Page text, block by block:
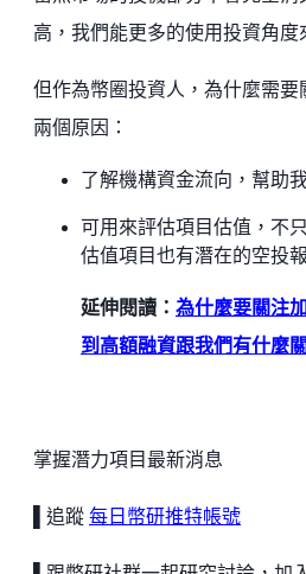
高，我們能更多的使用投資角度
但作為幣圈投資人，為什麼需
兩個原因：
了解機構資金流向，幫助
可用來評估項目估值，不
估值項目也有潛在的空投
延伸閱讀： 為什麼要關注
到高額融資跟我們有什麼
掌握潛力項目最新消息
▌追蹤 每日幣研推特帳號